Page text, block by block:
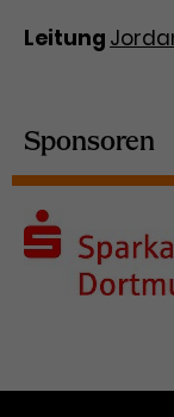
Leitung
Sponsoren